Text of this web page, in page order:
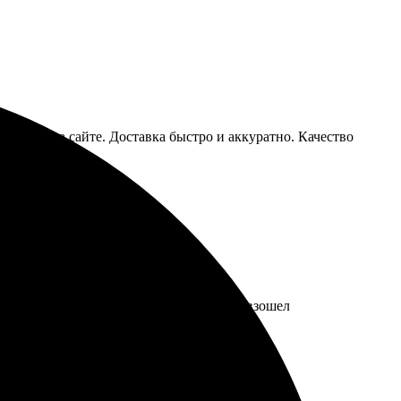
на сайте. Доставка быстро и аккуратно. Качество
на все вопросы. Результат превзошел